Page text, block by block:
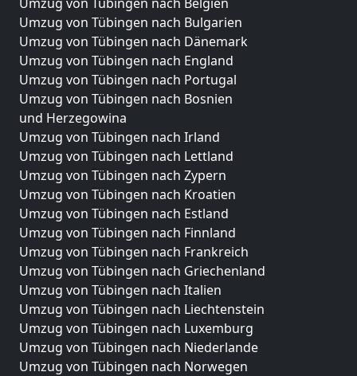
Umzug von Tübingen nach Bulgarien
Umzug von Tübingen nach Dänemark
Umzug von Tübingen nach England
Umzug von Tübingen nach Portugal
Umzug von Tübingen nach Bosnien
und Herzegowina
Umzug von Tübingen nach Irland
Umzug von Tübingen nach Lettland
Umzug von Tübingen nach Zypern
Umzug von Tübingen nach Kroatien
Umzug von Tübingen nach Estland
Umzug von Tübingen nach Finnland
Umzug von Tübingen nach Frankreich
Umzug von Tübingen nach Griechenland
Umzug von Tübingen nach Italien
Umzug von Tübingen nach Liechtenstein
Umzug von Tübingen nach Luxemburg
Umzug von Tübingen nach Niederlande
Umzug von Tübingen nach Norwegen